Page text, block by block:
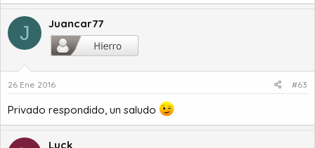
J Juancar77
26 Ene 2016 #63
Privado respondido, un saludo
Luck